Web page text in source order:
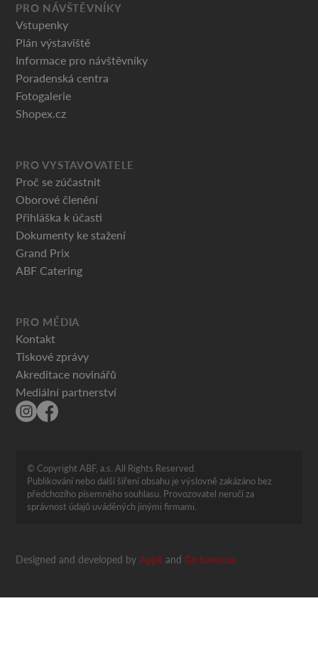
PRO NÁVŠTĚVNÍKY
Vstupenky
Plán výstaviště
Informace pro návštěvníky
Poradenská centra
Fotogalerie
Shopex.cz
PRO VYSTAVOVATELE
Proč se zúčastnit
Oborové členění
Přihláška k účasti
Dokumenty ke stažení
Grand Prix
ABF Catering
PRO MÉDIA
Kontakt
Tiskové zprávy
Akreditace novinářů
Mediální partnerství
© Copyright ABF, a.s. All Rights Reserved.
Publikování nebo další šíření obsahu je výslovně zakázáno bez
předchozího písemného souhlasu. Provozovatel neručí za
správnost údajů uváděných jinými firmami.
Designed and developed byAppli andGo bananas